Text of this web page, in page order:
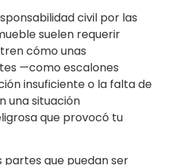
civil por las
suelen requerir
cómo unas
—como escalones
insuficiente o la falta de
una situación
que provocó tu
partes que puedan ser